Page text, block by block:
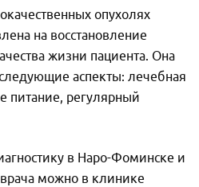
опухолях
на восстановление
жизни пациента. Она
аспекты: лечебная
питание, регулярный
в Наро-Фоминске и
можно в клинике